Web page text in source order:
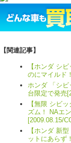
【関連記事】
【ホンダ シ
のにマイルド
ホンダ 「シビ
台限定で発売
【無限 シビ
ズム！ NAエ
[2009.08.15/
【ホンダ 新
ットにあらず